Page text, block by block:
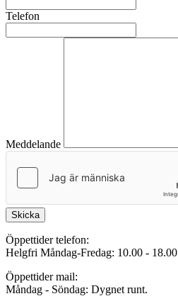
Telefon
Meddelande
Skicka
Öppettider telefon:
Helgfri Måndag-Fredag: 10.00 - 18.00
Öppettider mail:
Måndag - Söndag: Dygnet runt.